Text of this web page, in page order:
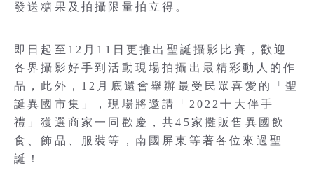
發送糖果及拍攝限量拍立得。
即日起至12月11日更推出聖誕攝影比賽，歡迎
各界攝影好手到活動現場拍攝出最精彩動人的作
品，此外，12月底還會舉辦最受民眾喜愛的「聖
誕異國市集」，現場將邀請「2022十大伴手
禮」獲選商家一同歡慶，共45家攤販售異國飲
食、飾品、服裝等，南國屏東等著各位來過聖
誕！